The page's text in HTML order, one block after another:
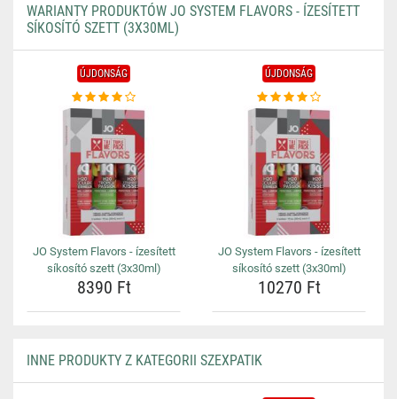
WARIANTY PRODUKTÓW JO SYSTEM FLAVORS - ÍZESÍTETT
SÍKOSÍTÓ SZETT (3X30ML)
ÚJDONSÁG
JO System Flavors - ízesített
síkosító szett (3x30ml)
8390 Ft
ÚJDONSÁG
JO System Flavors - ízesített
síkosító szett (3x30ml)
10270 Ft
INNE PRODUKTY Z KATEGORII SZEXPATIK